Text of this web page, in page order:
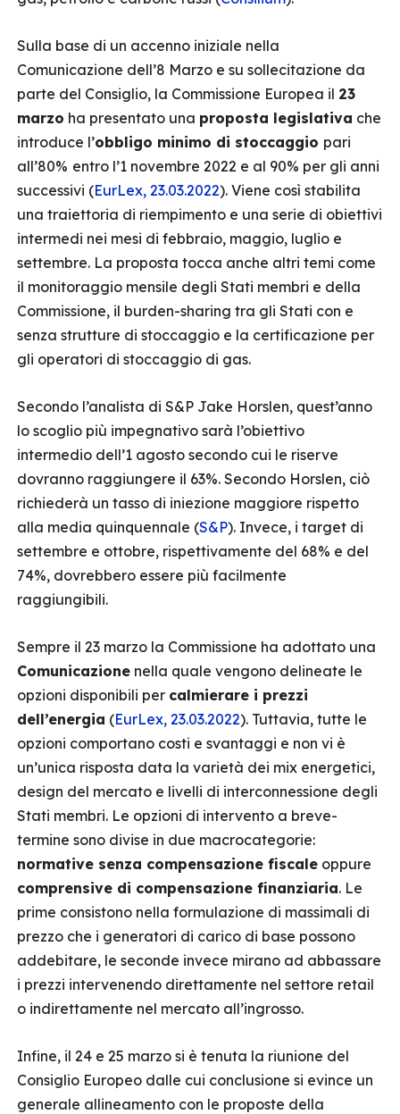
Sulla base di un accenno iniziale nella
Comunicazione dell’8 Marzo e su sollecitazione da
parte del Consiglio, la Commissione Europea il 23
marzo ha presentato una proposta legislativa che
introduce l’obbligo minimo di stoccaggio pari
all’80% entro l’1 novembre 2022 e al 90% per gli anni
successivi (EurLex, 23.03.2022). Viene così stabilita
una traiettoria di riempimento e una serie di obiettivi
intermedi nei mesi di febbraio, maggio, luglio e
settembre. La proposta tocca anche altri temi come
il monitoraggio mensile degli Stati membri e della
Commissione, il burden-sharing tra gli Stati con e
senza strutture di stoccaggio e la certificazione per
gli operatori di stoccaggio di gas.
Secondo l’analista di S&P Jake Horslen, quest’anno
lo scoglio più impegnativo sarà l’obiettivo
intermedio dell’1 agosto secondo cui le riserve
dovranno raggiungere il 63%. Secondo Horslen, ciò
richiederà un tasso di iniezione maggiore rispetto
alla media quinquennale (S&P). Invece, i target di
settembre e ottobre, rispettivamente del 68% e del
74%, dovrebbero essere più facilmente
raggiungibili.
Sempre il 23 marzo la Commissione ha adottato una
Comunicazione nella quale vengono delineate le
opzioni disponibili per calmierare i prezzi
dell’energia (EurLex, 23.03.2022). Tuttavia, tutte le
opzioni comportano costi e svantaggi e non vi è
un’unica risposta data la varietà dei mix energetici,
design del mercato e livelli di interconnessione degli
Stati membri. Le opzioni di intervento a breve-
termine sono divise in due macrocategorie:
normative senza compensazione fiscale oppure
comprensive di compensazione finanziaria. Le
prime consistono nella formulazione di massimali di
prezzo che i generatori di carico di base possono
addebitare, le seconde invece mirano ad abbassare
i prezzi intervenendo direttamente nel settore retail
o indirettamente nel mercato all’ingrosso.
Infine, il 24 e 25 marzo si è tenuta la riunione del
Consiglio Europeo dalle cui conclusione si evince un
generale allineamento con le proposte della